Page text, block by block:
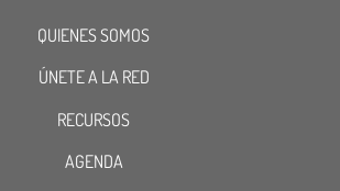
QUIENES SOMOS
ÚNETE A LA RED
RECURSOS
AGENDA